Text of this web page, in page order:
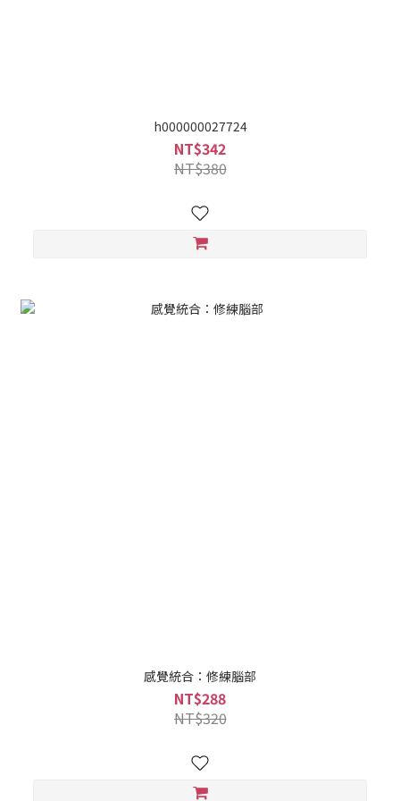
h000000027724
NT$342
NT$380
感覺統合：修練腦部
NT$288
NT$320